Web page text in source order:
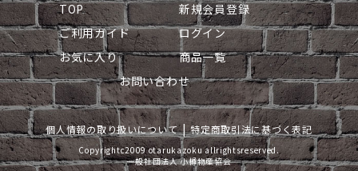
TOP
新規会員登録
ご利用ガイド
ログイン
お気に入り
商品一覧
お問い合わせ
個人情報の取り扱いについて 特定商取引法に基づく表記
Copyrightc2009 otarukazoku allrightsreserved.
一般社団法人 小樽物産協会